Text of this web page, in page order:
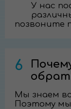
У нас
позвоните
6
Мы знаем
Поэтому